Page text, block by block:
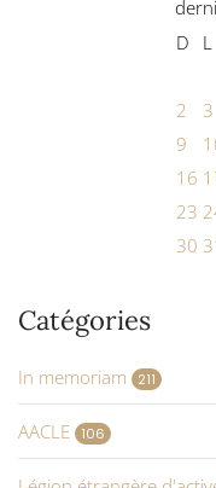
D L
2
3
9
16
23
30
Catégories
In memoriam 211
AACLE 106